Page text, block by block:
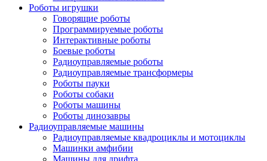
Роботы игрушки
Говорящие роботы
Программируемые роботы
Интерактивные роботы
Боевые роботы
Радиоуправляемые роботы
Радиоуправляемые трансформеры
Роботы пауки
Роботы собаки
Роботы машины
Роботы динозавры
Радиоуправляемые машины
Радиоуправляемые квадроциклы и мотоциклы
Машинки амфибии
Машины для дрифта